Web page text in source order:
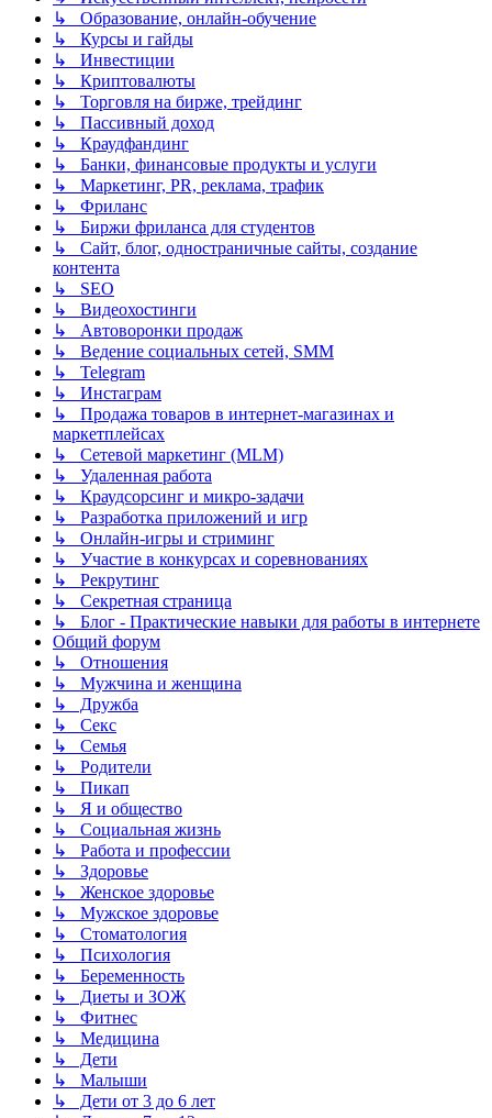
↳ Образование, онлайн-обучение
↳ Курсы и гайды
↳ Инвестиции
↳ Криптовалюты
↳ Торговля на бирже, трейдинг
↳ Пассивный доход
↳ Краудфандинг
↳ Банки, финансовые продукты и услуги
↳ Маркетинг, PR, реклама, трафик
↳ Фриланс
↳ Биржи фриланса для студентов
↳ Сайт, блог, одностраничные сайты, создание
контента
↳ SEO
↳ Видеохостинги
↳ Автоворонки продаж
↳ Ведение социальных сетей, SMM
↳ Telegram
↳ Инстаграм
↳ Продажа товаров в интернет-магазинах и
маркетплейсах
↳ Сетевой маркетинг (MLM)
↳ Удаленная работа
↳ Краудсорсинг и микро-задачи
↳ Разработка приложений и игр
↳ Онлайн-игры и стриминг
↳ Участие в конкурсах и соревнованиях
↳ Рекрутинг
↳ Секретная страница
↳ Блог - Практические навыки для работы в интернете
Общий форум
↳ Отношения
↳ Мужчина и женщина
↳ Дружба
↳ Секс
↳ Семья
↳ Родители
↳ Пикап
↳ Я и общество
↳ Социальная жизнь
↳ Работа и профессии
↳ Здоровье
↳ Женское здоровье
↳ Мужское здоровье
↳ Стоматология
↳ Психология
↳ Беременность
↳ Диеты и ЗОЖ
↳ Фитнес
↳ Медицина
↳ Дети
↳ Малыши
↳ Дети от 3 до 6 лет